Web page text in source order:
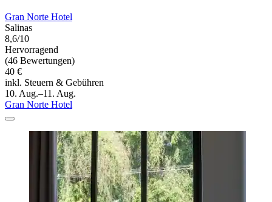
Gran Norte Hotel
Salinas
8,6/10
Hervorragend
(46 Bewertungen)
40 €
inkl. Steuern & Gebühren
10. Aug.–11. Aug.
Gran Norte Hotel